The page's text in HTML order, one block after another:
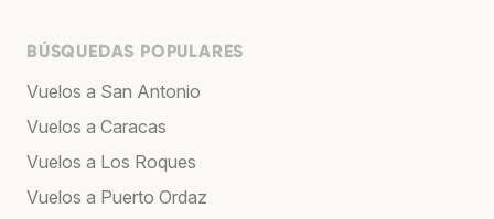
BÚSQUEDAS POPULARES
Vuelos a San Antonio
Vuelos a Caracas
Vuelos a Los Roques
Vuelos a Puerto Ordaz